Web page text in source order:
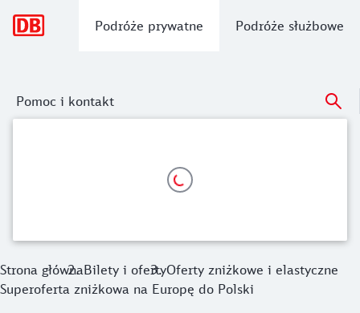
Podróże prywatne Podróże służbowe
Pomoc i kontakt
Podróże między Niemcami a Polską
Od 29,99 euro na średnich trasach, np. z Berlina do
Od 39,99 euro na dłuższych trasach, np. z Berlina do
Strona głównaBilety i ofertyOferty zniżkowe i elastyczne
Superoferta zniżkowa na Europę do Polski